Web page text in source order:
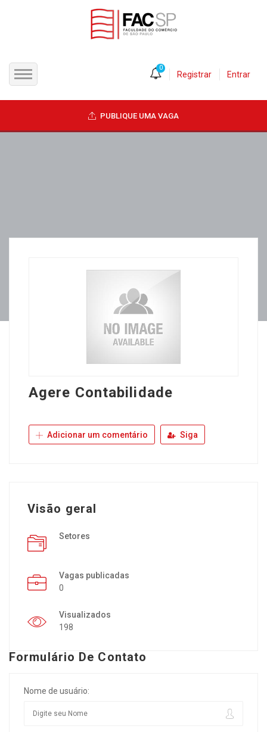
CANDIDATOS
0
Registrar Entrar
PUBLIQUE UMA VAGA
Agere Contabilidade
Adicionar um comentário Siga
Visão geral
Setores
Vagas publicadas
0
Visualizados
198
Formulário De Contato
Nome de usuário: